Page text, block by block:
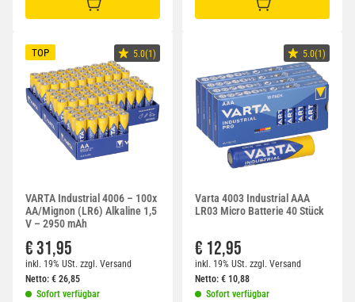
IN DEN WARENKORB IN DEN WARENKORB
TOP 5.0(1)
VARTA Industrial 4006 – 100x
AA/Mignon (LR6) Alkaline 1,5
V – 2950 mAh
€ 31,95
inkl. 19% USt. zzgl. Versand
Netto: € 26,85
Sofort verfügbar
5.0(1)
Varta 4003 Industrial AAA
LR03 Micro Batterie 40 Stück
€ 12,95
inkl. 19% USt. zzgl. Versand
Netto: € 10,88
Sofort verfügbar